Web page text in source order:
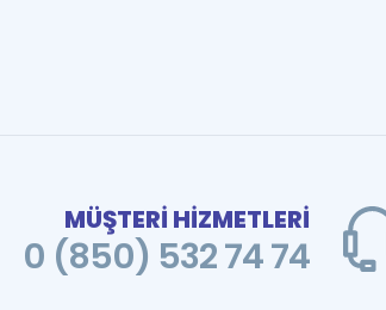
MÜŞTERİ HİZMETLERİ
0 (850) 532 74 74